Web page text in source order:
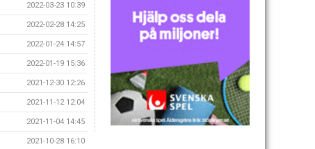
2022-03-23 10:39
2022-02-28 14:25
2022-01-24 14:57
2022-01-19 15:36
2021-12-30 12:26
2021-11-12 12:04
2021-11-04 14:45
2021-10-28 16:10